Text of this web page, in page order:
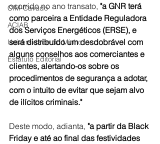
CIM-Cávado
ACIAB
Universidade do Minho
Estatuto Editorial
ocorrido no ano transato, "a GNR terá
como parceira a Entidade Reguladora
dos Serviços Energéticos (ERSE), e
será distribuído um desdobrável com
alguns conselhos aos comerciantes e
clientes, alertando-os sobre os
procedimentos de segurança a adotar,
com o intuito de evitar que sejam alvo
de ilícitos criminais."
Deste modo, adianta, "a partir da Black
Friday e até ao final das festividades